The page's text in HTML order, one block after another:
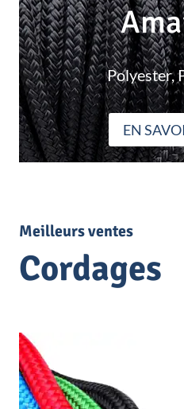
Polyester,
EN
Meilleurs ventes
Cordages